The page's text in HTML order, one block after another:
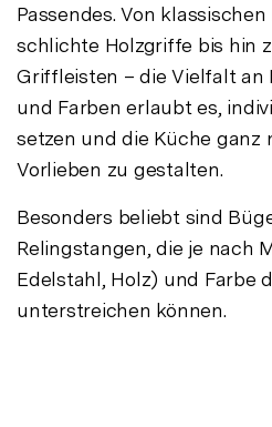
Passendes. Von
schlichte Holzgriffe bis hin
Griffleisten – die Vielfalt an
und Farben erlaubt es,
setzen und die Küche ganz
Vorlieben zu gestalten.
Besonders beliebt sind
Relingstangen, die je nach
Edelstahl, Holz) und Farbe
unterstreichen können.